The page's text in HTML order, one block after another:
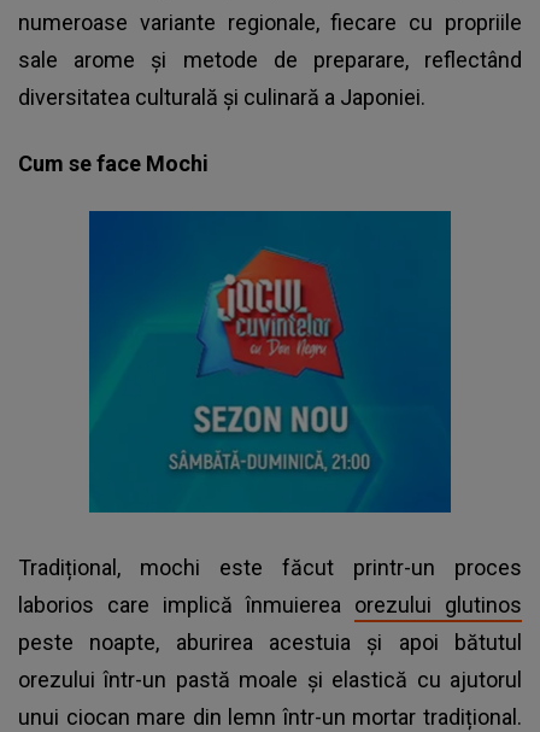
numeroase variante regionale, fiecare cu propriile
sale arome și metode de preparare, reflectând
diversitatea culturală și culinară a Japoniei.
Cum se face Mochi
Tradițional, mochi este făcut printr-un proces
laborios care implică înmuierea orezului glutinos
peste noapte, aburirea acestuia și apoi bătutul
orezului într-un pastă moale și elastică cu ajutorul
unui ciocan mare din lemn într-un mortar tradițional.